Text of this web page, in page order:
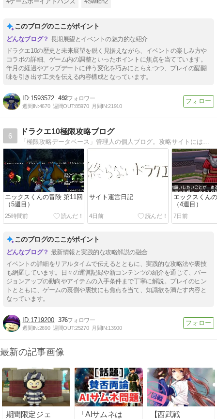
このブログのここがポイント
長期展望とイベントの魅力的な紹介
ドラクエ10の歴史と未来展望を鋭く見据えながら、イベントの楽しみ方や
コラボの詳細、ゲーム内の調整といったポイントに焦点を当てています。
年月の経過やアップデートに伴う変化を巧みにとらえつつ、プレイの醍醐
味を引き出す工夫を伝える内容構成となっています。
1593572 492
週間IN:4670 週間OUT:85970 月間IN:21910
6
ドラクエ10極限攻略ブログ
「極限攻略データベース」管理人の個人ブログ。攻略サイトには書けないような情報や時事ネタを扱います！
エックスくんの冒険 第11回
（5週目）
25時間前
サイト運営日記
4日前
エックスくん
（4週目）
7日前
このブログのここがポイント
最新情報と実践的な攻略解説の融合
イベントの詳細をリアルタイムで伝えるとともに、実践的な攻略法や裏技
も網羅しています。日々の運営記録や新コンテンツの紹介を通じて、バー
ジョンアップの動向やアイテムの入手条件まで丁寧に解説。プレイのヒン
トとともに、ゲームの裏側や裏技にも焦点を当て、知識欲を満たす内容と
なっています。
1719200 376
週間IN:2690 週間OUT:25270 月間IN:13900
最新の記事画像
期間限定ジェ
「AIサムネは
【西武戦